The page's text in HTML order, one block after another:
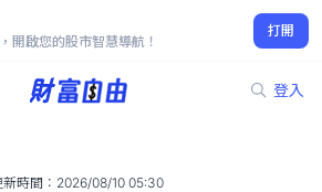
開啟您的股市智慧導航！
打開
登入
10.60
0%
時間： 2026/08/10 05:30